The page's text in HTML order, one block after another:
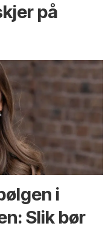
på
i
Slik bør